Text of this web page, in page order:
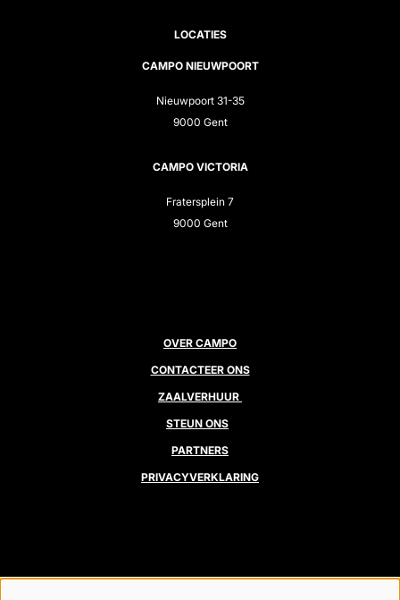
LOCATIES
CAMPO NIEUWPOORT
Nieuwpoort 31-35
9000 Gent
CAMPO VICTORIA
Fratersplein 7
9000 Gent
OVER CAMPO
CONTACTEER ONS
ZAALVERHUUR
STEUN ONS
PARTNERS
PRIVACYVERKLARING
VOLG ONS